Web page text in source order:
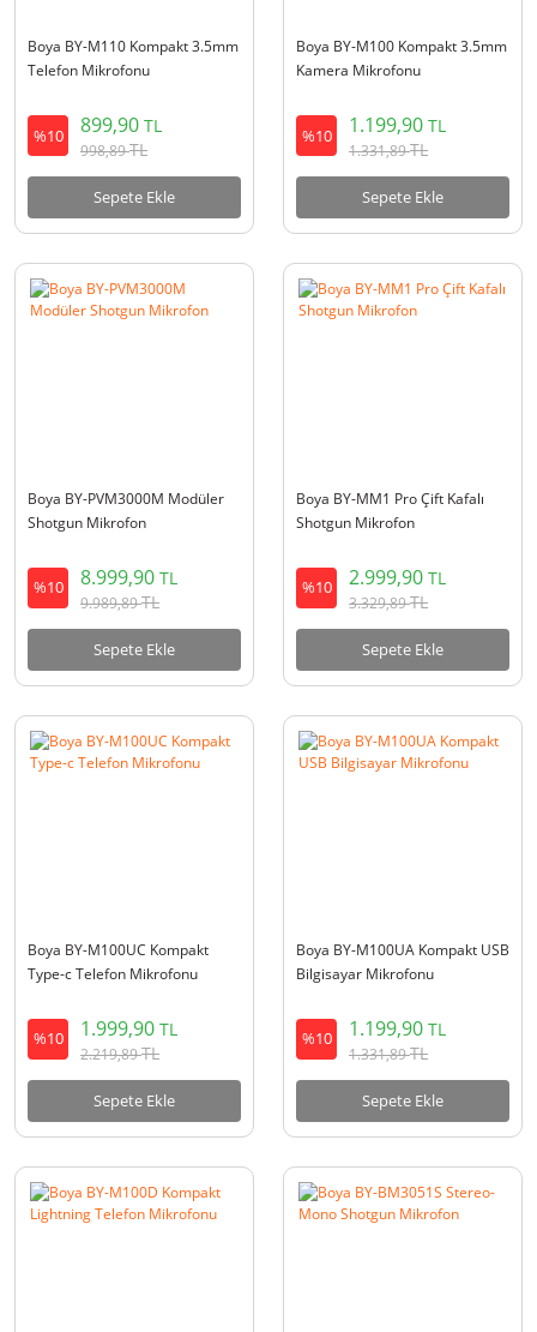
Boya BY-M110 Kompakt 3.5mm
Telefon Mikrofonu
%10 899,90 TL
998,89TL
Sepete Ekle
Boya BY-M100 Kompakt 3.5mm
Kamera Mikrofonu
%10 1.199,90 TL
1.331,89TL
Sepete Ekle
Boya BY-PVM3000M Modüler
Shotgun Mikrofon
%10 8.999,90 TL
9.989,89TL
Sepete Ekle
Boya BY-MM1 Pro Çift Kafalı
Shotgun Mikrofon
%10 2.999,90 TL
3.329,89TL
Sepete Ekle
Boya BY-M100UC Kompakt
Type-c Telefon Mikrofonu
%10 1.999,90 TL
2.219,89TL
Sepete Ekle
Boya BY-M100UA Kompakt USB
Bilgisayar Mikrofonu
%10 1.199,90 TL
1.331,89TL
Sepete Ekle